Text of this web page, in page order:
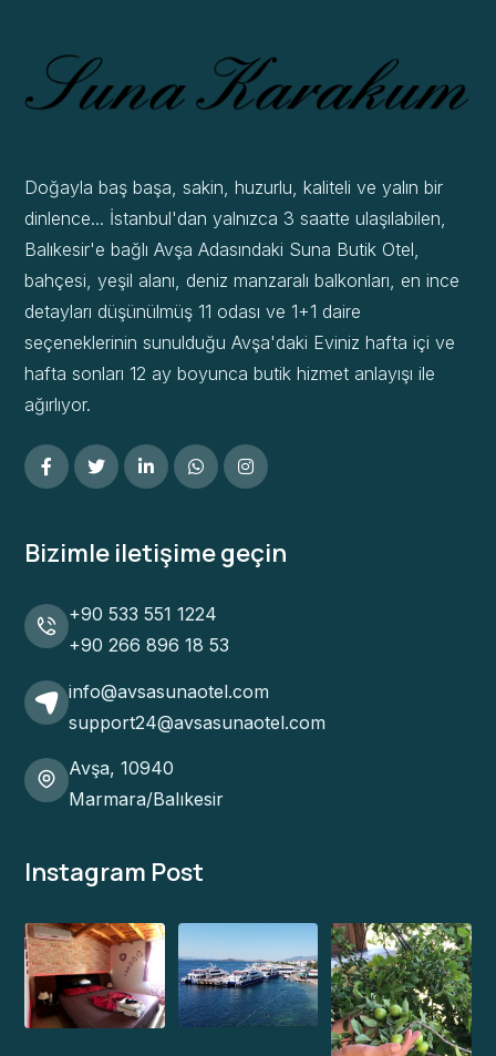
Doğayla baş başa, sakin, huzurlu, kaliteli ve yalın bir
dinlence... İstanbul'dan yalnızca 3 saatte ulaşılabilen,
Balıkesir'e bağlı Avşa Adasındaki Suna Butik Otel,
bahçesi, yeşil alanı, deniz manzaralı balkonları, en ince
detayları düşünülmüş 11 odası ve 1+1 daire
seçeneklerinin sunulduğu Avşa'daki Eviniz hafta içi ve
hafta sonları 12 ay boyunca butik hizmet anlayışı ile
ağırlıyor.
Bizimle iletişime geçin
+90 533 551 1224
+90 266 896 18 53
info@avsasunaotel.com
support24@avsasunaotel.com
Avşa, 10940
Marmara/Balıkesir
Instagram Post